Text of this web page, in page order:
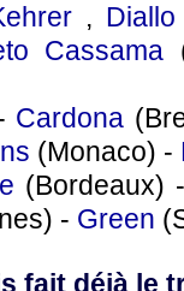
, Diallo
Cassama
Cardona
(Monaco) -
(Bordeaux)
- Green
fait déjà le